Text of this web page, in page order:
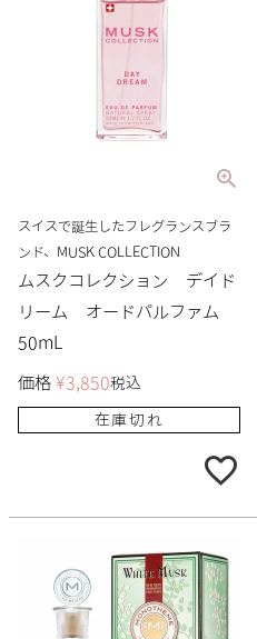
スイスで誕生したフレグランスブラ
ンド、MUSK COLLECTION
ムスクコレクション デイド
リーム オードパルファム
50mL
価格 ¥3,850税込
在庫切れ